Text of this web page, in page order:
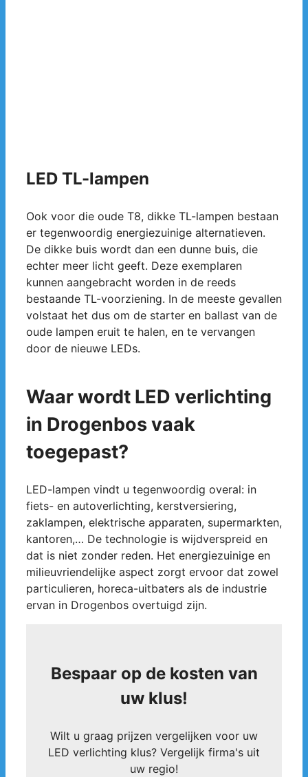
LED TL-lampen
Ook voor die oude T8, dikke TL-lampen bestaan
er tegenwoordig energiezuinige alternatieven.
De dikke buis wordt dan een dunne buis, die
echter meer licht geeft. Deze exemplaren
kunnen aangebracht worden in de reeds
bestaande TL-voorziening. In de meeste gevallen
volstaat het dus om de starter en ballast van de
oude lampen eruit te halen, en te vervangen
door de nieuwe LEDs.
Waar wordt LED verlichting
in Drogenbos vaak
toegepast?
LED-lampen vindt u tegenwoordig overal: in
fiets- en autoverlichting, kerstversiering,
zaklampen, elektrische apparaten, supermarkten,
kantoren,… De technologie is wijdverspreid en
dat is niet zonder reden. Het energiezuinige en
milieuvriendelijke aspect zorgt ervoor dat zowel
particulieren, horeca-uitbaters als de industrie
ervan in Drogenbos overtuigd zijn.
Bespaar op de kosten van
uw klus!
Wilt u graag prijzen vergelijken voor uw
LED verlichting klus? Vergelijk firma's uit
uw regio!